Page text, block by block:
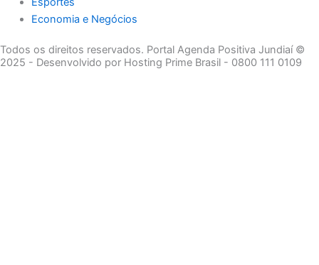
Economia e Negócios
Todos os direitos reservados. Portal Agenda Positiva Jundiaí ©
2025 - Desenvolvido por Hosting Prime Brasil - 0800 111 0109